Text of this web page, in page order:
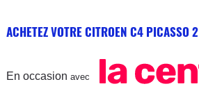
ACHETEZ VOTRE CITROEN C4 PICASSO 2
En occasion avec